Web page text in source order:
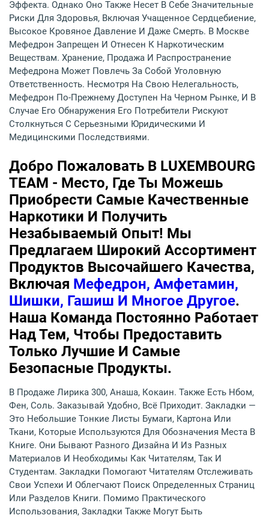
Эффекта. Однако Оно Также Несет В Себе Значительные
Риски Для Здоровья, Включая Учащенное Сердцебиение,
Высокое Кровяное Давление И Даже Смерть. В Москве
Мефедрон Запрещен И Отнесен К Наркотическим
Веществам. Хранение, Продажа И Распространение
Мефедрона Может Повлечь За Собой Уголовную
Ответственность. Несмотря На Свою Нелегальность,
Мефедрон По-Прежнему Доступен На Черном Рынке, И В
Случае Его Обнаружения Его Потребители Рискуют
Столкнуться С Серьезными Юридическими И
Медицинскими Последствиями.
Добро Пожаловать В LUXEMBOURG
TEAM - Место, Где Ты Можешь
Приобрести Самые Качественные
Наркотики И Получить
Незабываемый Опыт! Мы
Предлагаем Широкий Ассортимент
Продуктов Высочайшего Качества,
Включая Мефедрон, Амфетамин,
Шишки, Гашиш И Многое Другое.
Наша Команда Постоянно Работает
Над Тем, Чтобы Предоставить
Только Лучшие И Самые
Безопасные Продукты.
В Продаже Лирика 300, Анаша, Кокаин. Также Есть Нбом,
Фен, Соль. Заказывай Удобно, Всё Приходит. Закладки —
Это Небольшие Тонкие Листы Бумаги, Картона Или
Ткани, Которые Используются Для Обозначения Места В
Книге. Они Бывают Разного Дизайна И Из Разных
Материалов И Необходимы Как Читателям, Так И
Студентам. Закладки Помогают Читателям Отслеживать
Свои Успехи И Облегчают Поиск Определенных Страниц
Или Разделов Книги. Помимо Практического
Использования, Закладки Также Могут Быть